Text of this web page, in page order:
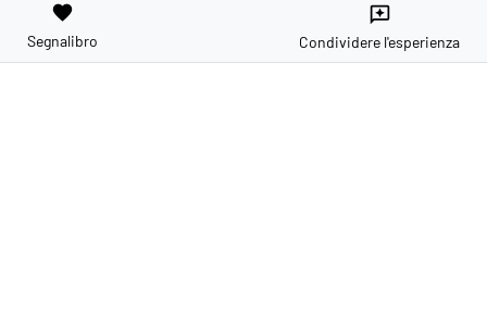
favorite
Segnalibro
reviews
Condividere l'esperienza